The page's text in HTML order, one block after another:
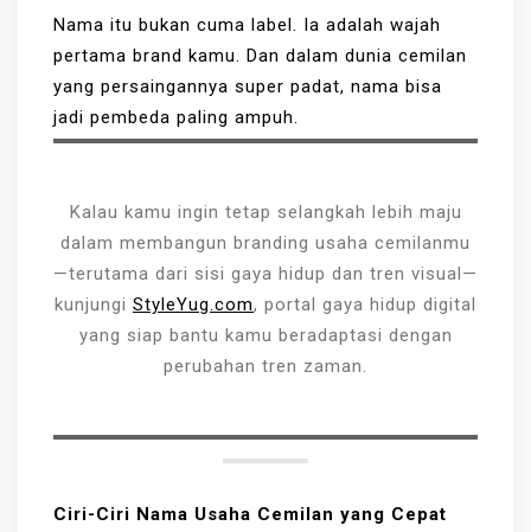
Nama itu bukan cuma label. Ia adalah wajah
pertama brand kamu. Dan dalam dunia cemilan
yang persaingannya super padat, nama bisa
jadi pembeda paling ampuh.
Kalau kamu ingin tetap selangkah lebih maju
dalam membangun branding usaha cemilanmu
—terutama dari sisi gaya hidup dan tren visual—
kunjungi StyleYug.com, portal gaya hidup digital
yang siap bantu kamu beradaptasi dengan
perubahan tren zaman.
Ciri-Ciri Nama Usaha Cemilan yang Cepat